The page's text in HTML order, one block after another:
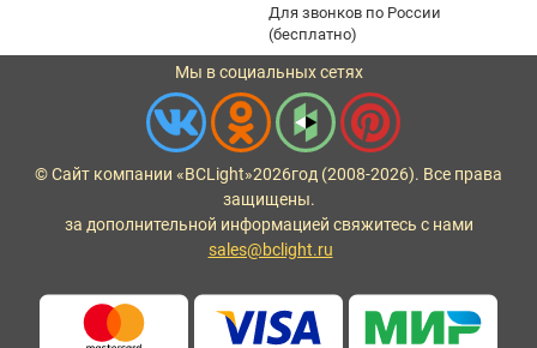
Для звонков по России
(бесплатно)
Мы в социальных сетях
© Сайт компании «BCLight»2026год (2008-2026). Все права
защищены.
за дополнительной информацией свяжитесь с нами
sales@bclight.ru